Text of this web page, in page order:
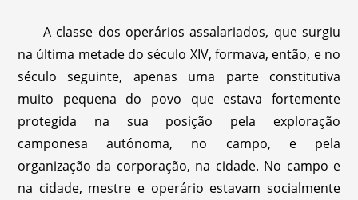
A classe dos operários assalariados, que surgiu
na última metade do século XIV, formava, então, e no
século seguinte, apenas uma parte constitutiva
muito pequena do povo que estava fortemente
protegida na sua posição pela exploração
camponesa autónoma, no campo, e pela
organização da corporação, na cidade. No campo e
na cidade, mestre e operário estavam socialmente